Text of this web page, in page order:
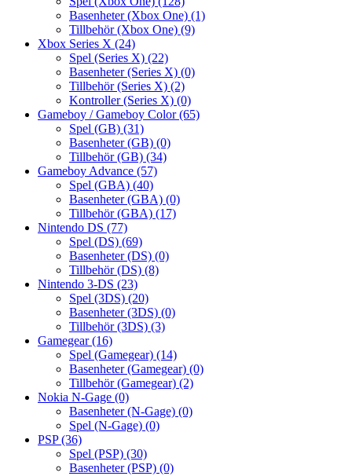
Basenheter (Xbox One) (1)
Tillbehör (Xbox One) (9)
Xbox Series X (24)
Spel (Series X) (22)
Basenheter (Series X) (0)
Tillbehör (Series X) (2)
Kontroller (Series X) (0)
Gameboy / Gameboy Color(65)
Spel (GB) (31)
Basenheter (GB) (0)
Tillbehör (GB) (34)
Gameboy Advance (57)
Spel (GBA) (40)
Basenheter (GBA) (0)
Tillbehör (GBA) (17)
Nintendo DS (77)
Spel (DS) (69)
Basenheter (DS) (0)
Tillbehör (DS) (8)
Nintendo 3-DS (23)
Spel (3DS) (20)
Basenheter (3DS) (0)
Tillbehör (3DS) (3)
Gamegear(16)
Spel (Gamegear) (14)
Basenheter (Gamegear) (0)
Tillbehör (Gamegear) (2)
Nokia N-Gage (0)
Basenheter (N-Gage) (0)
Spel (N-Gage) (0)
PSP(36)
Spel (PSP) (30)
Basenheter (PSP) (0)